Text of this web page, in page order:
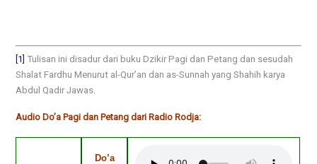
[1] Tulisan ini disadur dari buku Dzikir Pagi dan Petang dan sesudah
Shalat Fardhu Menurut al-Qur’an dan as-Sunnah yang Shahih karya
Abdul Qadir Jawas.
Audio Do’a Pagi dan Petang dari Radio Rodja:
Do’a